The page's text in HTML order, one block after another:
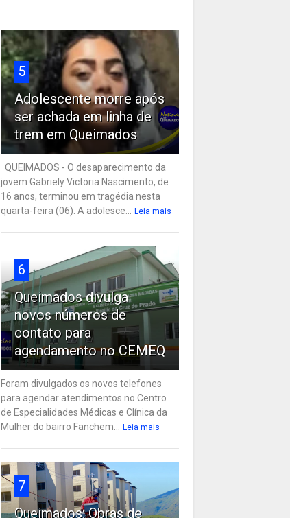
5
Adolescente morre após
ser achada em linha de
trem em Queimados
QUEIMADOS - O desaparecimento da
jovem Gabriely Victoria Nascimento, de
16 anos, terminou em tragédia nesta
quarta-feira (06). A adolesce...
Leia mais
6
Queimados divulga
novos números de
contato para
agendamento no CEMEQ
Foram divulgados os novos telefones
para agendar atendimentos no Centro
de Especialidades Médicas e Clínica da
Mulher do bairro Fanchem...
Leia mais
7
Queimados: Obras de